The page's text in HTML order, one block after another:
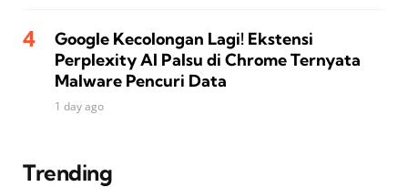
Google Kecolongan Lagi! Ekstensi
Perplexity AI Palsu di Chrome Ternyata
Malware Pencuri Data
1 day ago
Trending